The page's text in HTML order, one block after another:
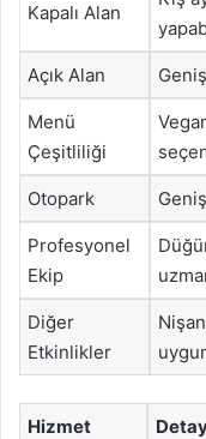
Kapalı Alan
Açık Alan
Menü
Çeşitliliği
Otopark
Profesyonel
Ekip
Diğer
Etkinlikler
Hizmet